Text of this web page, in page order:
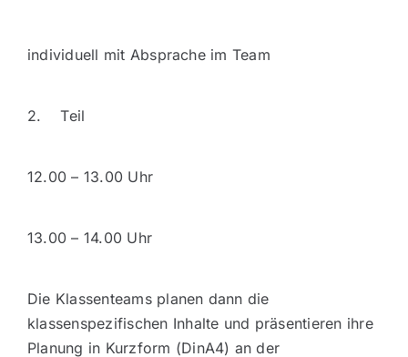
individuell mit Absprache im Team
2. Teil
12.00 – 13.00 Uhr
13.00 – 14.00 Uhr
Die Klassenteams planen dann die
klassenspezifischen Inhalte und präsentieren ihre
Planung in Kurzform (DinA4) an der